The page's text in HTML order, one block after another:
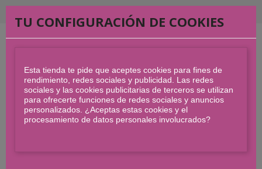
TU CONFIGURACIÓN DE COOKIES
Esta tienda te pide que aceptes cookies para fines de
rendimiento, redes sociales y publicidad. Las redes
sociales y las cookies publicitarias de terceros se utilizan
para ofrecerte funciones de redes sociales y anuncios
personalizados. ¿Aceptas estas cookies y el
procesamiento de datos personales involucrados?